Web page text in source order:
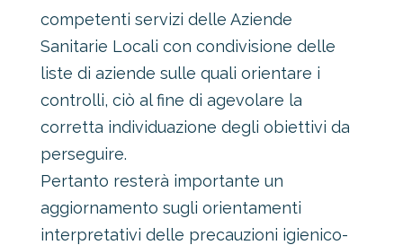
competenti servizi delle Aziende
Sanitarie Locali con condivisione delle
liste di aziende sulle quali orientare i
controlli, ciò al fine di agevolare la
corretta individuazione degli obiettivi da
perseguire.
Pertanto resterà importante un
aggiornamento sugli orientamenti
interpretativi delle precauzioni igienico-